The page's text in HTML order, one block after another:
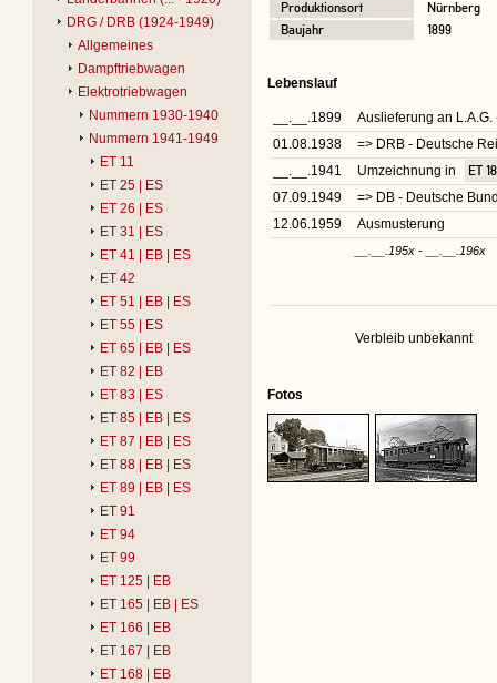
DRG / DRB (1924-1949)
Allgemeines
Dampftriebwagen
Elektrotriebwagen
Nummern 1930-1940
Nummern 1941-1949
ET 11
ET 25 | ES
ET 26 | ES
ET 31 | ES
ET 41 | EB | ES
ET 42
ET 51 | EB | ES
ET 55 | ES
ET 65 | EB | ES
ET 82 | EB
ET 83 | ES
ET 85 | EB | ES
ET 87 | EB | ES
ET 88 | EB | ES
ET 89 | EB | ES
ET 91
ET 94
ET 99
ET 125 | EB
ET 165 | EB | ES
ET 166 | EB
ET 167 | EB
ET 168 | EB
Produktionsort
Nürnberg
Baujahr
1899
Lebenslauf
__.__.1899
Auslieferung an
01.08.1938
=> DRB - Deutsche
__.__.1941
Umzeichnung in
ET
07.09.1949
=> DB - Deutsche
12.06.1959
Ausmusterung
__.__.195x - __.__.196x
Verbleib unbekannt
Fotos